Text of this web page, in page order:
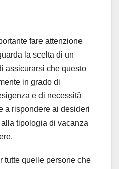
fare attenzione
la scelta di un
assicurarsi che questo
in grado di
e di necessità
a rispondere ai desideri
tipologia di vacanza
tutte quelle persone che